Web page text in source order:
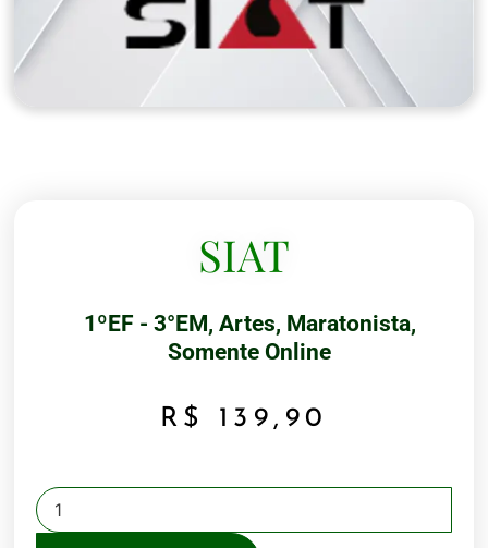
SIAT
1ºEF - 3°EM, Artes, Maratonista,
Somente Online
R$ 139,90